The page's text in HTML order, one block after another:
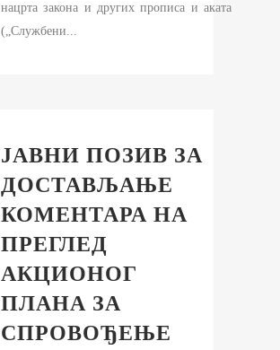
нацрта закона и других прописа и аката
(„Службени...
ЈАВНИ ПОЗИВ ЗА
ДОСТАВЉАЊЕ
КОМЕНТАРА НА
ПРЕГЛЕД
АКЦИОНОГ
ПЛАНА ЗА
СПРОВОЂЕЊЕ